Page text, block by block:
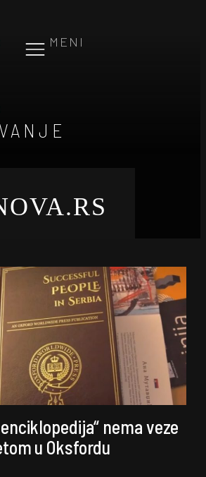
MENI
nema veze
u Oksfordu